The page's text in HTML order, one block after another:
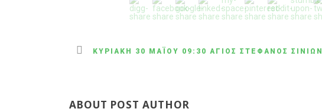
ΚΥΡΙΑΚΉ 30 ΜΑΪ́ΟΥ 09:30 ΆΓΙΟΣ ΣΤΈΦΑΝΟΣ ΣΙΝΙΏΝ
ABOUT POST AUTHOR